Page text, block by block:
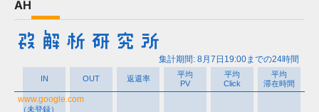
AH